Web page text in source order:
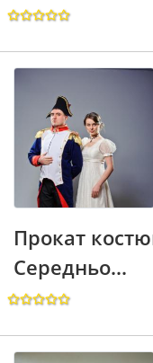
Прокат
Середньо...